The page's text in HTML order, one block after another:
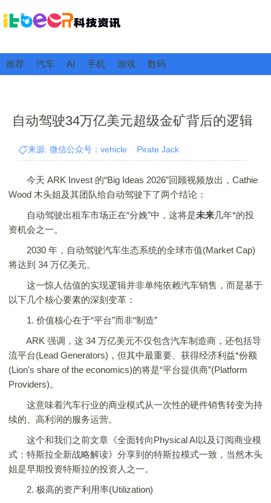
推荐 汽车 AI 手机 游戏 数码
自动驾驶34万亿美元超级金矿背后的逻辑
来源: 微信公众号：vehicle Pirate Jack
今天 ARK Invest 的“Big Ideas 2026”回顾视频放出，Cathie
Wood 木头姐及其团队给自动驾驶下了两个结论：
自动驾驶出租车市场正在“分娩”中，这将是未来几年*的投
资机会之一。
2030 年，自动驾驶汽车生态系统的全球市值(Market Cap)
将达到 34 万亿美元。
这一惊人估值的实现逻辑并非单纯依赖汽车销售，而是基于
以下几个核心要素的深刻变革：
1. 价值核心在于“平台”而非“制造”
ARK 强调，这 34 万亿美元不仅包含汽车制造商，还包括导
流平台(Lead Generators)，但其中最重要、获得经济利益*份额
(Lion's share of the economics)的将是“平台提供商”(Platform
Providers)。
这意味着汽车行业的商业模式从一次性的硬件销售转变为持
续的、高利润的服务运营。
这个和我们之前文章《全面转向Physical AI以及订阅商业模
式：特斯拉全新战略解读》分享到的特斯拉模式一致，当然木头
姐是早期投资特斯拉的投资人之一。
2. 极高的资产利用率(Utilization)